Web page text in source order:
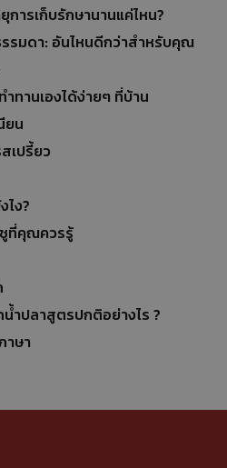
ารเก็บรักษานานแค่ไหน?
รรมดา: อันไหนดีกว่าสำหรับคุณ
ทานเองได้ง่ายๆ ที่บ้าน
ยน
เปรี้ยว
ง?
ที่คุณควรรู้
ำปลาสูตรปกติอย่างไร ?
าษา